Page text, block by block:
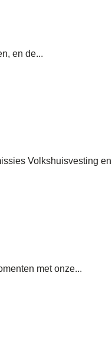
en de...
Volkshuisvesting en
met onze...